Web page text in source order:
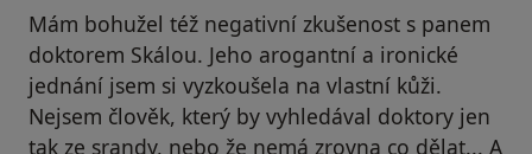
Mám bohužel též negativní zkušenost s panem
doktorem Skálou. Jeho arogantní a ironické
jednání jsem si vyzkoušela na vlastní kůži.
Nejsem člověk, který by vyhledával doktory jen
tak ze srandy, nebo že nemá zrovna co dělat... A